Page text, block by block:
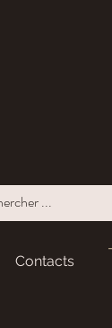
Contacts